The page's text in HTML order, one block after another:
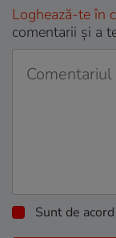
Loghează-te în
comentarii și a
Sunt de